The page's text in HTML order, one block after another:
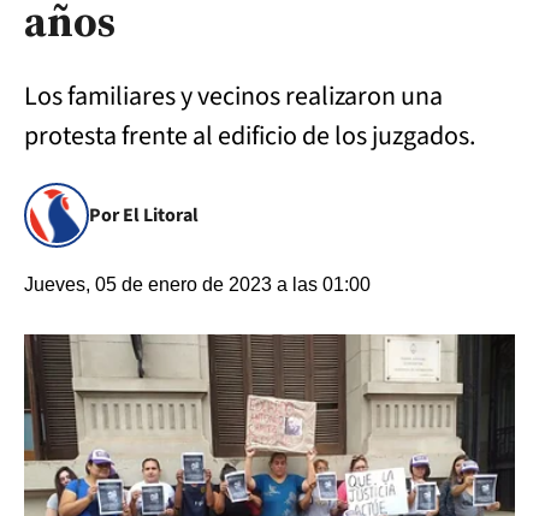
años
Los familiares y vecinos realizaron una
protesta frente al edificio de los juzgados.
Por El Litoral
Jueves, 05 de enero de 2023 a las 01:00